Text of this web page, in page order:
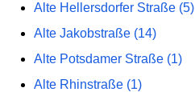
Alte Hellersdorfer Straße (5)
Alte Jakobstraße (14)
Alte Potsdamer Straße (1)
Alte Rhinstraße (1)